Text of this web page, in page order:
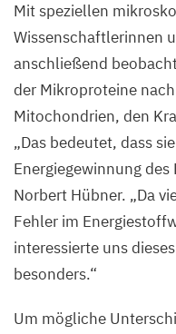
großer
Teil dieser
Mikroproteine
wandert
nach
ihrer
Herstellung
zu
den
Mitochondrien,
den
Kraftwerken
Mit speziellen
Wissenschaftlerinnen
anschließend
der Mikroproteine
Mitochondrien, den
„Das bedeutet, dass
Energiegewinnung
Norbert Hübner. „Da
Fehler im
interessierte uns
besonders.“
Um mögliche